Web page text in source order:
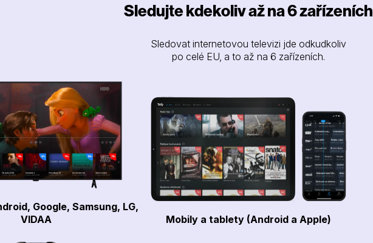
Sledujte kdekoliv až na 6 zařízeních
Sledovat internetovou televizi jde odkudkoliv
po celé EU, a to až na 6 zařízeních.
Google, Samsung, LG,
VIDAA
Mobily a tablety (Android a Apple)